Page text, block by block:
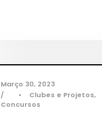
Março 30, 2023
•
Clubes e Projetos,
Concursos